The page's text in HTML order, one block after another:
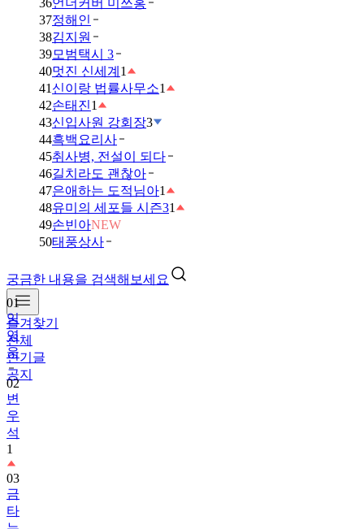
37정해인
38김지원
39모범택시 3
40멋진 신세계 1
41 신이랑 법률사무소1
42손태진1
43신입사원 강회장3
44흑백요리사
45취사병, 전설이 되다
46길치라도 괜찮아
47은애하는 도적님아1
48유미의 세포들 시즌31
49손빈아NEW
50태풍상사
궁금한 내용을 검색해보세요
즐겨찾기
전체
인기글
공지
01
임
영
웅
02
변
우
석
1
03
금
타